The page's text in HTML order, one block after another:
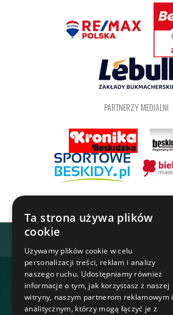
PARTNERZY MEDIALNI
Ta strona używa plików
cookie
Używamy plików cookie w celu
personalizacji treści, reklam i analizy
naszego ruchu. Udostępniamy również
informacje o tym, jak korzystasz z naszej
witryny, naszym partnerom reklamowym i
analitycznym, którzy mogą łączyć je z